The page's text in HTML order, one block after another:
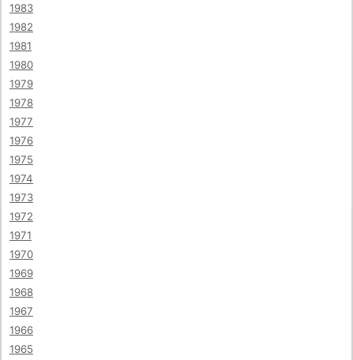
1983
1982
1981
1980
1979
1978
1977
1976
1975
1974
1973
1972
1971
1970
1969
1968
1967
1966
1965